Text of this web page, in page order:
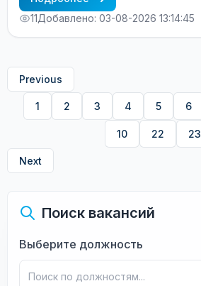
Поиск вакансий
Выберите должность
11Добавлено: 03-08-2026 13:14:45
Previous
1 2 3 4 5 6
10 22 23
Next